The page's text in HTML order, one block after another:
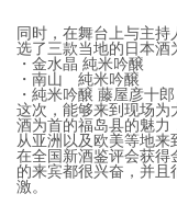
同时，在舞台上与主
选了三款当地的日本酒
・金水晶 純米吟醸
・南山 純米吟醸
・純米吟醸 藤屋彦十郎
这次，能够来到现场为
酒为首的福岛县的魅力
从亚洲以及欧美等地
在全国新酒鉴评会获得
的来宾都很兴奋，并
激。